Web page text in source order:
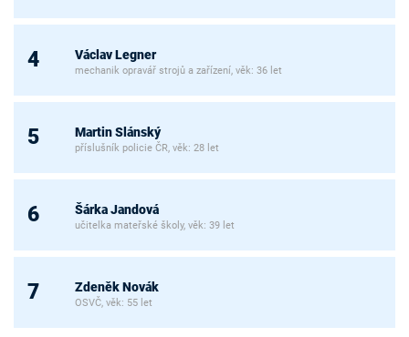
4 Václav Legner
mechanik opravář strojů a zařízení, věk: 36 let
5 Martin Slánský
příslušník policie ČR, věk: 28 let
6 Šárka Jandová
učitelka mateřské školy, věk: 39 let
7 Zdeněk Novák
OSVČ, věk: 55 let